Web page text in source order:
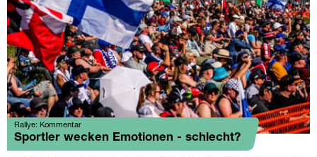
Rallye: Kommentar
Sportler wecken Emotionen - schlecht?